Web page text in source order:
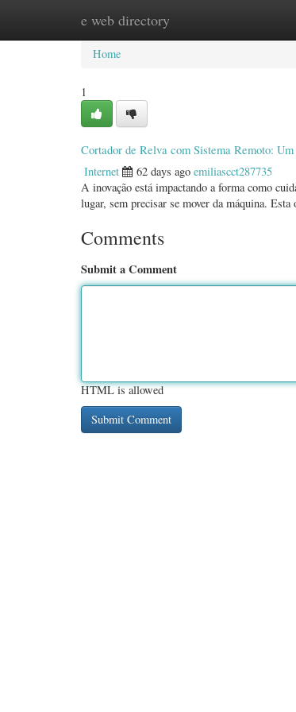
e web directory
Home New Site Listings
Home
1
Cortador de Relva com Sistema Remoto:
Internet 62 days ago emiliascct287735
A inovação está impactando a forma como
lugar, sem precisar se mover da máquina.
Comments
Submit a Comment
HTML is allowed